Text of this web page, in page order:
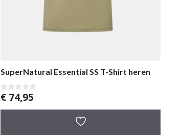
SuperNatural Essential SS T-Shirt heren
0
v
a
€ 74,95